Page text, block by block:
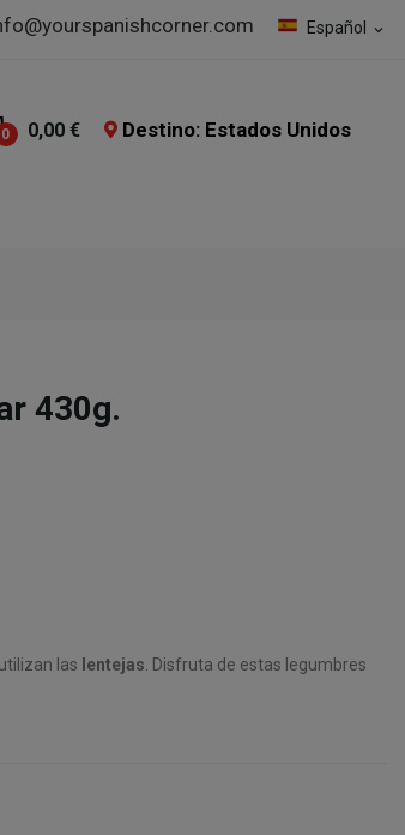
Español expand_more
0 0,00 € Destino: Estados Unidos
430g.
las lentejas . Disfruta de estas legumbres